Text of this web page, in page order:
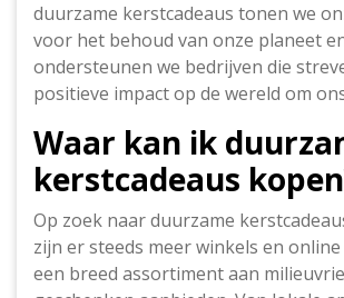
duurzame kerstcadeaus tonen we
voor het behoud van onze planeet
ondersteunen we bedrijven die
positieve impact op de wereld om
Waar kan ik
kerstcadeaus
Op zoek naar duurzame
zijn er steeds meer winkels en
een breed assortiment aan